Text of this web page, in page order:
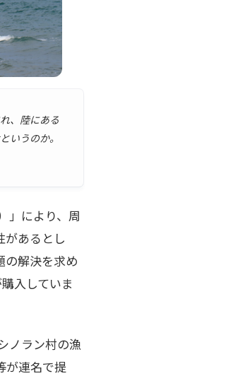
、陸にある
いうのか。
」により、周
があるとし
の解決を求め
入していま
ノラン村の漁
が連名で提